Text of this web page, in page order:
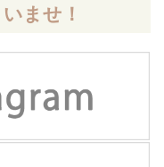
ませ！